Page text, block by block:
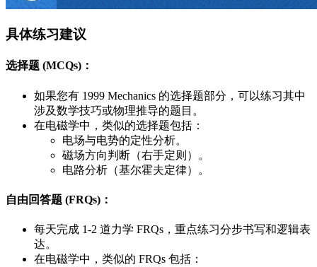
具体练习建议
选择题 (MCQs) ：
如果您有 1999 Mechanics 的选择题部分，可以练习其中
涉及数学技巧或物理推导的题目。
在电磁学中，类似的选择题包括：
电场与电势的定性分析。
磁场方向判断（右手定则）。
电路分析（基尔霍夫定律）。
自由回答题 (FRQs) ：
每天完成 1-2 道力学 FRQs，重点练习分步书写和逻辑表
达。
在电磁学中，类似的 FRQs 包括：